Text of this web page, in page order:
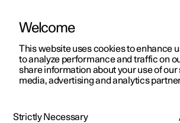
Polestar 2
Polestar 3
Polestar 4
Aanbiedingen voor
Aanbiedingen voor
professionelen
Bekijk onze
HandleidingVideogalerijSoftware-
Gebruikersprofielen voor de auto
Welcome
This website uses cookies to enhance
to analyze performance and traffic on
share information about your use of our
media, advertising and analytics
Strictly Necessary